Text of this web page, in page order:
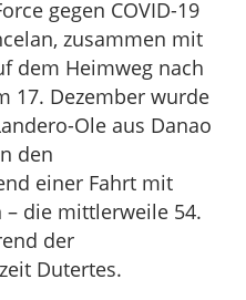
gegen COVID-19
zusammen mit
dem Heimweg nach
17. Dezember wurde
Ole aus Danao
den
einer Fahrt mit
– die mittlerweile 54.
der
Dutertes.